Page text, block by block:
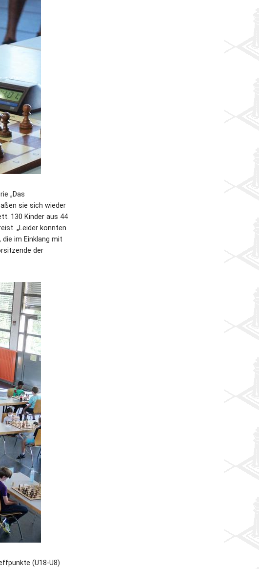
„Das
sie sich wieder
130 Kinder aus 44
„Leider konnten
im Einklang mit
der
(U18-U8)